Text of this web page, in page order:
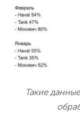
Такие